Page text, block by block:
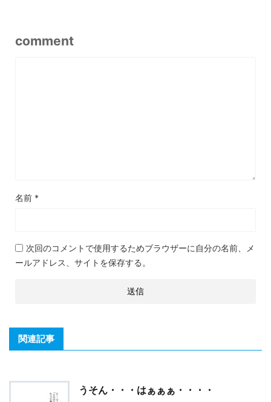
comment
名前 *
次回のコメントで使用するためブラウザーに自分の名前、メ
ールアドレス、サイトを保存する。
関連記事
うそん・・・はぁぁぁ・・・・